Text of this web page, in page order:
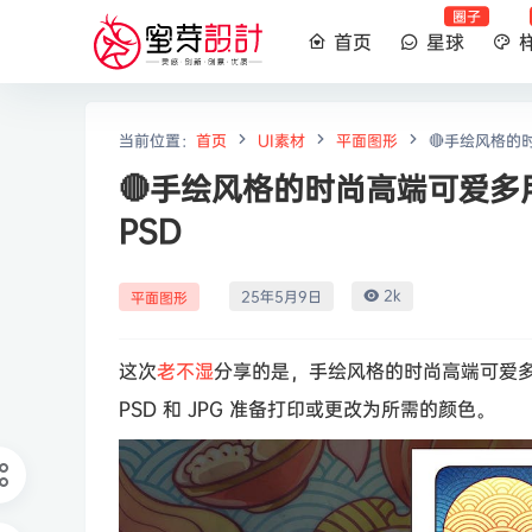
首页 星球
圈子
当前位置： 首页 UI素材 平面图形 🔴手绘风格的
🔴手绘风格的时尚高端可爱
PSD
平面图形 25年5月9日 2k
这次老不湿分享的是，手绘风格的时尚高端可爱
PSD 和 JPG 准备打印或更改为所需的颜色。